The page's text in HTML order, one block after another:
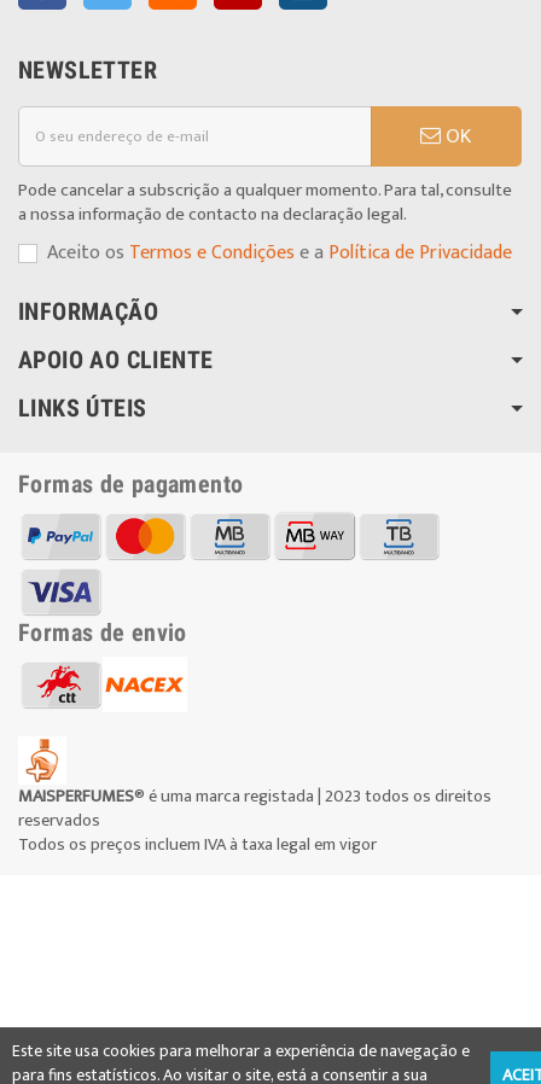
NEWSLETTER
OK
Pode cancelar a subscrição a qualquer momento. Para tal, consulte
a nossa informação de contacto na declaração legal.
Aceito os Termos e Condiçõese a Política de Privacidade
INFORMAÇÃO
APOIO AO CLIENTE
LINKS ÚTEIS
Formas de pagamento
Formas de envio
MAISPERFUMES® é uma marca registada | 2023 todos os direitos
reservados
Todos os preços incluem IVA à taxa legal em vigor
Este site usa cookies para melhorar a experiência de navegação e
para fins estatísticos. Ao visitar o site, está a consentir a sua